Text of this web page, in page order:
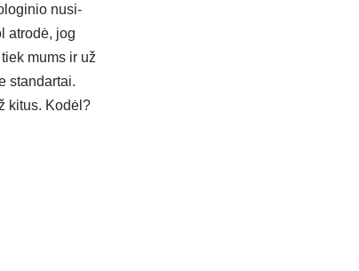
nu­si­
at­ro­dė, jog
mums ir už
stan­dar­tai.
ki­tus. Ko­dėl?